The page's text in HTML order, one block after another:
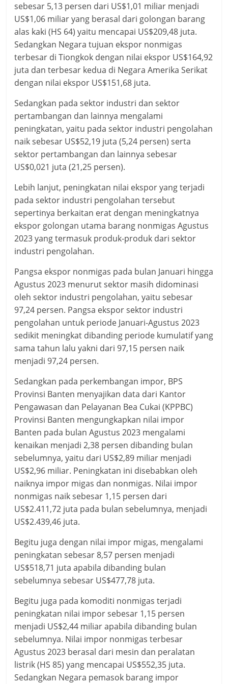
sebesar 5,13 persen dari US$1,01 miliar menjadi
US$1,06 miliar yang berasal dari golongan barang
alas kaki (HS 64) yaitu mencapai US$209,48 juta.
Sedangkan Negara tujuan ekspor nonmigas
terbesar di Tiongkok dengan nilai ekspor US$164,92
juta dan terbesar kedua di Negara Amerika Serikat
dengan nilai ekspor US$151,68 juta.
Sedangkan pada sektor industri dan sektor
pertambangan dan lainnya mengalami
peningkatan, yaitu pada sektor industri pengolahan
naik sebesar US$52,19 juta (5,24 persen) serta
sektor pertambangan dan lainnya sebesar
US$0,021 juta (21,25 persen).
Lebih lanjut, peningkatan nilai ekspor yang terjadi
pada sektor industri pengolahan tersebut
sepertinya berkaitan erat dengan meningkatnya
ekspor golongan utama barang nonmigas Agustus
2023 yang termasuk produk-produk dari sektor
industri pengolahan.
Pangsa ekspor nonmigas pada bulan Januari hingga
Agustus 2023 menurut sektor masih didominasi
oleh sektor industri pengolahan, yaitu sebesar
97,24 persen. Pangsa ekspor sektor industri
pengolahan untuk periode Januari-Agustus 2023
sedikit meningkat dibanding periode kumulatif yang
sama tahun lalu yakni dari 97,15 persen naik
menjadi 97,24 persen.
Sedangkan pada perkembangan impor, BPS
Provinsi Banten menyajikan data dari Kantor
Pengawasan dan Pelayanan Bea Cukai (KPPBC)
Provinsi Banten mengungkapkan nilai impor
Banten pada bulan Agustus 2023 mengalami
kenaikan menjadi 2,38 persen dibanding bulan
sebelumnya, yaitu dari US$2,89 miliar menjadi
US$2,96 miliar. Peningkatan ini disebabkan oleh
naiknya impor migas dan nonmigas. Nilai impor
nonmigas naik sebesar 1,15 persen dari
US$2.411,72 juta pada bulan sebelumnya, menjadi
US$2.439,46 juta.
Begitu juga dengan nilai impor migas, mengalami
peningkatan sebesar 8,57 persen menjadi
US$518,71 juta apabila dibanding bulan
sebelumnya sebesar US$477,78 juta.
Begitu juga pada komoditi nonmigas terjadi
peningkatan nilai impor sebesar 1,15 persen
menjadi US$2,44 miliar apabila dibanding bulan
sebelumnya. Nilai impor nonmigas terbesar
Agustus 2023 berasal dari mesin dan peralatan
listrik (HS 85) yang mencapai US$552,35 juta.
Sedangkan Negara pemasok barang impor